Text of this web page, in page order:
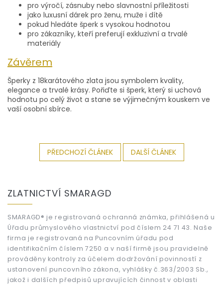
pro výročí, zásnuby nebo slavnostní příležitosti
jako luxusní dárek pro ženu, muže i dítě
pokud hledáte šperk s vysokou hodnotou
pro zákazníky, kteří preferují exkluzivní a trvalé
materiály
Závěrem
Šperky z 18karátového zlata jsou symbolem kvality,
elegance a trvalé krásy. Pořiďte si šperk, který si uchová
hodnotu po celý život a stane se výjimečným kouskem ve
vaší osobní sbírce.
PŘEDCHOZÍ ČLÁNEK DALŠÍ ČLÁNEK
ZLATNICTVÍ SMARAGD
SMARAGD® je registrovaná ochranná známka, přihlášená u
Úřadu průmyslového vlastnictví pod číslem 24 71 43. Naše
firma je registrovaná na Puncovním úřadu pod
identifikačním číslem 7250 a v naší firmě jsou pravidelně
prováděny kontroly za účelem dodržování povinností z
ustanovení puncovního zákona, vyhlášky č.363/2003 Sb.,
jakož i dalších předpisů upravujících činnost v oblasti